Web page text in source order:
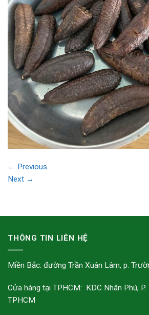
← Previous
Next →
THÔNG TIN LIÊN HỆ
Miền Bắc: đường Trần Xuân Lâm, p.
Cửa hàng tại TPHCM: KDC Nhân Phú, P.
TPHCM